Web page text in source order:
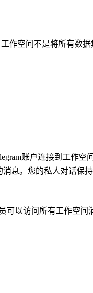
作空间不是将所有数
账户连接到工作空
消息。您的私人对话
可以访问所有工作空间